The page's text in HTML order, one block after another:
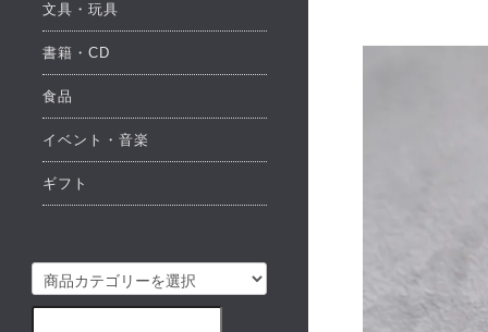
文具・玩具
書籍・CD
食品
イベント・音楽
ギフト